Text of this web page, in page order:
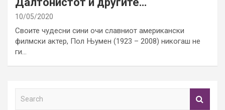
10/05/2020
Своите чудесни сини очи славниот американски
филмски актер, Пол Њумен (1923 – 2008) никогаш не
ги…